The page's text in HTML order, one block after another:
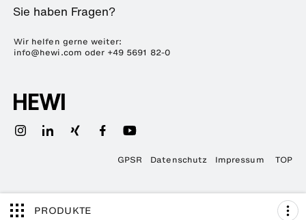
Kunststofftechnik
ENTRO
Sie haben Fragen?
Wir helfen gerne weiter:
info@hewi.com oder +49 5691 82-0
TOP
GPSR Datenschutz Impressum
PRODUKTE